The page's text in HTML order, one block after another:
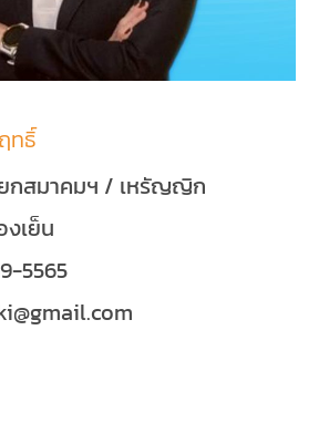
ทธิ์
กสมาคมฯ / เหรัญญิก
เย็น
5565